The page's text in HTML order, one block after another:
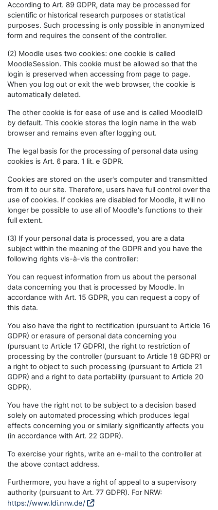
According to Art. 89 GDPR, data may be processed for
scientific or historical research purposes or statistical
purposes. Such processing is only possible in anonymized
form and requires the consent of the controller.
(2) Moodle uses two cookies: one cookie is called
MoodleSession. This cookie must be allowed so that the
login is preserved when accessing from page to page.
When you log out or exit the web browser, the cookie is
automatically deleted.
The other cookie is for ease of use and is called MoodleID
by default. This cookie stores the login name in the web
browser and remains even after logging out.
The legal basis for the processing of personal data using
cookies is Art. 6 para. 1 lit. e GDPR.
Cookies are stored on the user's computer and transmitted
from it to our site. Therefore, users have full control over the
use of cookies. If cookies are disabled for Moodle, it will no
longer be possible to use all of Moodle's functions to their
full extent.
(3) If your personal data is processed, you are a data
subject within the meaning of the GDPR and you have the
following rights vis-à-vis the controller:
You can request information from us about the personal
data concerning you that is processed by Moodle. In
accordance with Art. 15 GDPR, you can request a copy of
this data.
You also have the right to rectification (pursuant to Article 16
GDPR) or erasure of personal data concerning you
(pursuant to Article 17 GDPR), the right to restriction of
processing by the controller (pursuant to Article 18 GDPR) or
a right to object to such processing (pursuant to Article 21
GDPR) and a right to data portability (pursuant to Article 20
GDPR).
You have the right not to be subject to a decision based
solely on automated processing which produces legal
effects concerning you or similarly significantly affects you
(in accordance with Art. 22 GDPR).
To exercise your rights, write an e-mail to the controller at
the above contact address.
Furthermore, you have a right of appeal to a supervisory
authority (pursuant to Art. 77 GDPR). For NRW:
https://www.ldi.nrw.de/